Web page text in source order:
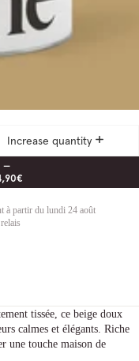
Increase quantity
—
à partir du lundi 24 août
tissée, ce beige doux
calmes et élégants. Riche
une touche maison de